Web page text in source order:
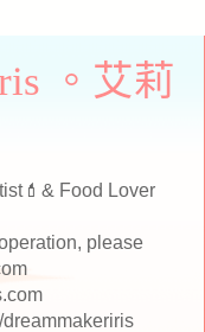
。艾莉
Food Lover
please